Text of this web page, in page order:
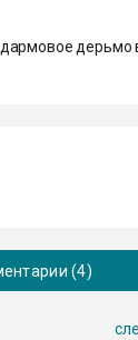
дерьмо
(4)